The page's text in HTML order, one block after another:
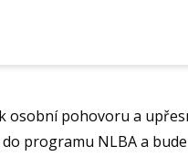
pohovoru a
programu NLBA a